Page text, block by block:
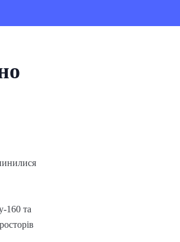
160 та